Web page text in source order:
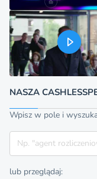
NASZA
Wpisz w pole i
Szukaj
lub przeglądaj: